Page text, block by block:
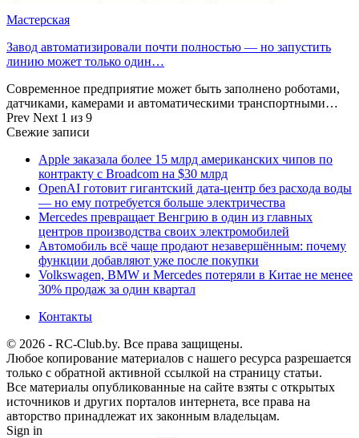
Мастерская
Завод автоматизировали почти полностью — но запустить
линию может только один…
Современное предприятие может быть заполнено роботами,
датчиками, камерами и автоматическими транспортными…
Prev Next 1 из 9
Свежие записи
Apple заказала более 15 млрд американских чипов по
контракту с Broadcom на $30 млрд
OpenAI готовит гигантский дата-центр без расхода воды
— но ему потребуется больше электричества
Mercedes превращает Венгрию в один из главных
центров производства своих электромобилей
Автомобиль всё чаще продают незавершённым: почему
функции добавляют уже после покупки
Volkswagen, BMW и Mercedes потеряли в Китае не менее
30% продаж за один квартал
Контакты
© 2026 - RC-Club.by. Все права защищены.
Любое копирование материалов с нашего ресурса разрешается
только с обратной активной ссылкой на страницу статьи.
Все материалы опубликованные на сайте взяты с открытых
источников и других порталов интернета, все права на
авторство принадлежат их законным владельцам.
Sign in